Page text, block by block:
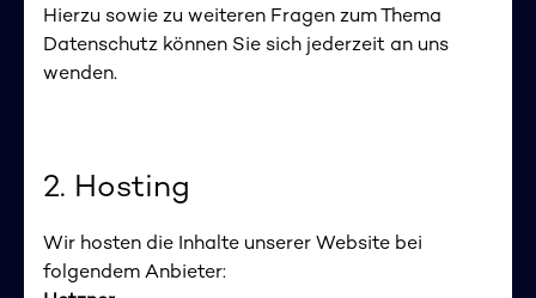
Hierzu sowie zu weiteren Fragen zum Thema
Datenschutz können Sie sich jederzeit an uns
wenden.
2. Hosting
Wir hosten die Inhalte unserer Website bei
folgendem Anbieter: